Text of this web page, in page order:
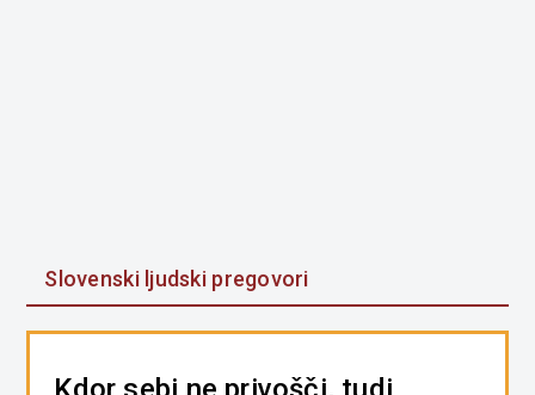
Slovenski ljudski pregovori